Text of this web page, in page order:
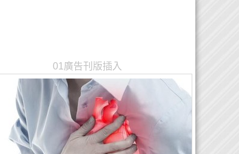
01廣告刊版插入